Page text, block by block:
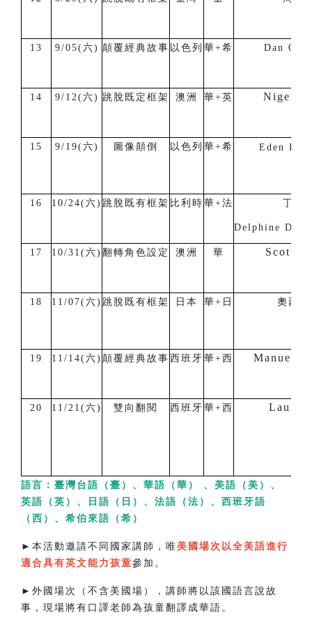
13 9/05(六) 顛覆經典故事 以色列 華+希 Dan
14 9/12(六) 跳脫既定框架 澳洲 華+英 Nigel
15 9/19(六) 圖像顛倒 以色列 華+希 Eden
16 10/24(六) 跳脫既有框架 比利時 華+法 丁徳
Delphine De
17 10/31(六) 翻轉角色設定 澳洲 華 Scott
18 11/07(六) 跳脫既有框架 日本 華+日 奧西
19 11/14(六) 顛覆經典故事 西班牙 華+西 Manuel
20 11/21(六) 雙向翻閱 西班牙 華+西 Laura
語言：臺灣台語（臺）、華語（華） 、美語（美）、
英語（英）、日語（日）、法語（法）、西班牙語
（西）、希伯來語（希）
► 本活動邀請不同國家講師，唯美國場次以全美語進行
適合具有英文能力孩童參加。
► 外國場次（不含美國場），講師將以該國語言說故
事，現場將有口譯老師為孩童翻譯成華語。